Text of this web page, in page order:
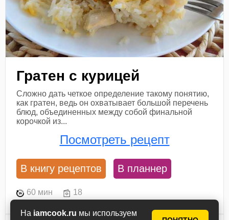
На iamcook.ru мы используем
Гратен с курицей
Сложно дать четкое определение такому понятию,
как гратен, ведь он охватывает большой перечень
блюд, объединенных между собой финальной
корочкой из...
Посмотреть рецепт
В книгу рецептов В планнер
60 мин 18